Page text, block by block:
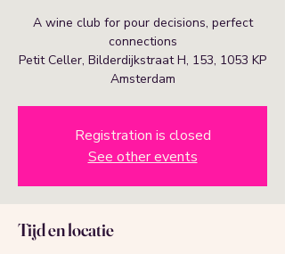
A wine club for pour decisions, perfect
connections
Petit Celler, Bilderdijkstraat H, 153, 1053 KP
Amsterdam
Registration is closed
See other events
Tijd en locatie